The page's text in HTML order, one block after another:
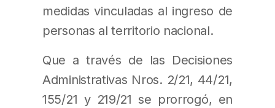
medidas vinculadas al ingreso de
personas al territorio nacional.
Que a través de las Decisiones
Administrativas Nros. 2/21, 44/21,
155/21 y 219/21 se prorrogó, en